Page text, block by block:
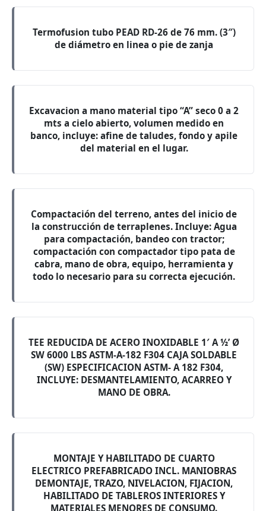
Termofusion tubo PEAD RD-26 de 76 mm. (3″)
de diámetro en linea o pie de zanja
Excavacion a mano material tipo “A” seco 0 a 2
mts a cielo abierto, volumen medido en
banco, incluye: afine de taludes, fondo y apile
del material en el lugar.
Compactación del terreno, antes del inicio de
la construcción de terraplenes. Incluye: Agua
para compactación, bandeo con tractor;
compactación con compactador tipo pata de
cabra, mano de obra, equipo, herramienta y
todo lo necesario para su correcta ejecución.
TEE REDUCIDA DE ACERO INOXIDABLE 1′ A ½’ Ø
SW 6000 LBS ASTM-A-182 F304 CAJA SOLDABLE
(SW) ESPECIFICACION ASTM- A 182 F304,
INCLUYE: DESMANTELAMIENTO, ACARREO Y
MANO DE OBRA.
MONTAJE Y HABILITADO DE CUARTO
ELECTRICO PREFABRICADO INCL. MANIOBRAS
DEMONTAJE, TRAZO, NIVELACION, FIJACION,
HABILITADO DE TABLEROS INTERIORES Y
MATERIALES MENORES DE CONSUMO.